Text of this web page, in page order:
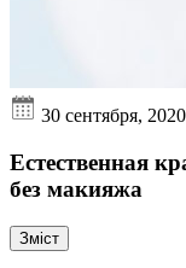
30 сентября, 2020
Естественная
без макияжа
Зміст